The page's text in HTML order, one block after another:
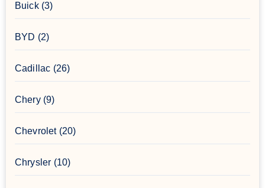
Buick(3)
BYD (2)
Cadillac (26)
Chery(9)
Chevrolet(20)
Chrysler (10)